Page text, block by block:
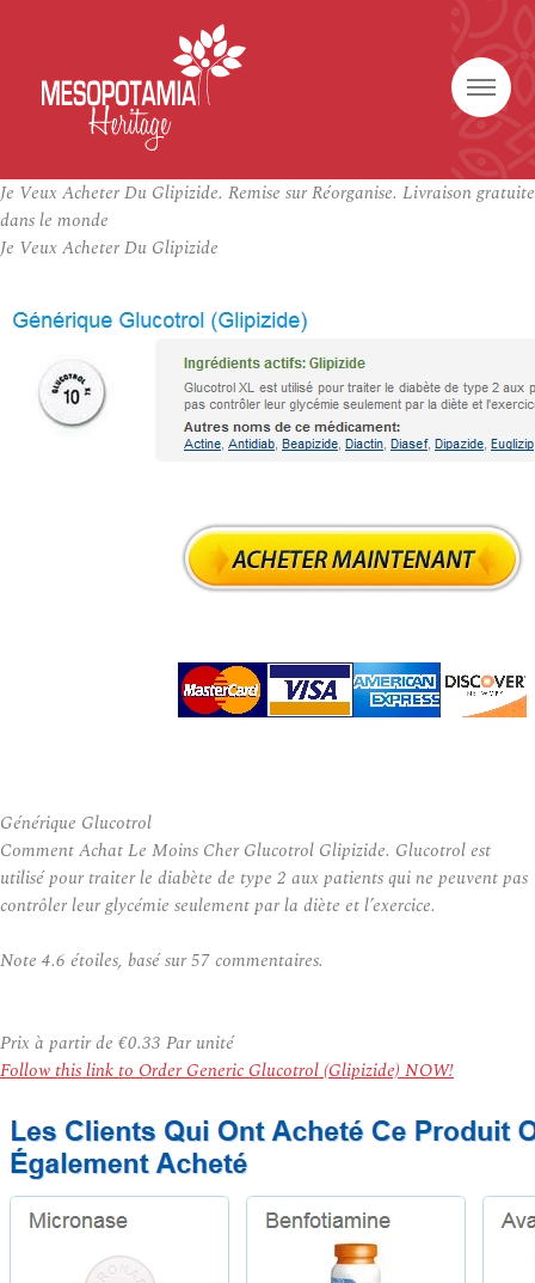
Je Veux Acheter Du Glipizide. Remise sur Réorganise. Livraison gratuite
dans le monde
Je Veux Acheter Du Glipizide
Générique Glucotrol
Comment Achat Le Moins Cher Glucotrol Glipizide. Glucotrol est
utilisé pour traiter le diabète de type 2 aux patients qui ne peuvent pas
contrôler leur glycémie seulement par la diète et l’exercice.
Note 4.6 étoiles, basé sur57commentaires.
Prix à partir de €0.33 Par unité
Follow this link to Order Generic Glucotrol (Glipizide) NOW!